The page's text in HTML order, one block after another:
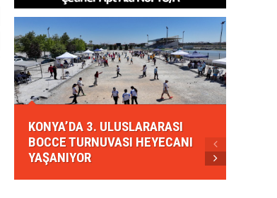
KONYA’DA 3. ULUSLARARASI
BOCCE TURNUVASI HEYECANI
YAŞANIYOR